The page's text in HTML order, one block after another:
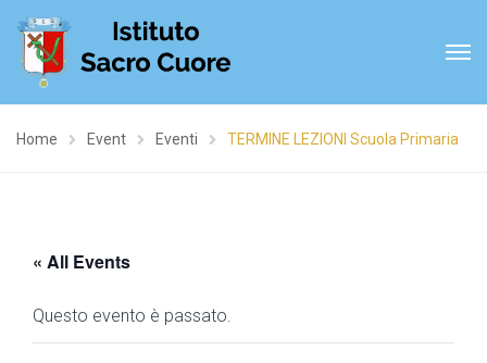
Home Event Eventi TERMINE LEZIONI Scuola Primaria
« All Events
Questo evento è passato.